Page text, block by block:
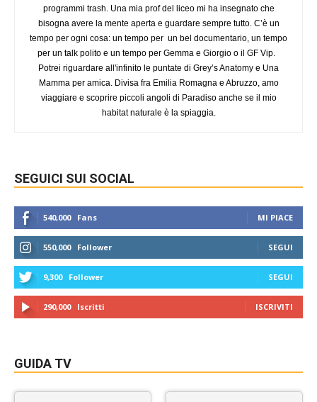
programmi trash. Una mia prof del liceo mi ha insegnato che
bisogna avere la mente aperta e guardare sempre tutto. C’è un
tempo per ogni cosa: un tempo per un bel documentario, un tempo
per un talk polito e un tempo per Gemma e Giorgio o il GF Vip.
Potrei riguardare all'infinito le puntate di Grey’s Anatomy e Una
Mamma per amica. Divisa fra Emilia Romagna e Abruzzo, amo
viaggiare e scoprire piccoli angoli di Paradiso anche se il mio
habitat naturale è la spiaggia.
SEGUICI SUI SOCIAL
540,000 Fans MI PIACE
550,000 Follower SEGUI
9,300 Follower SEGUI
290,000 Iscritti ISCRIVITI
GUIDA TV